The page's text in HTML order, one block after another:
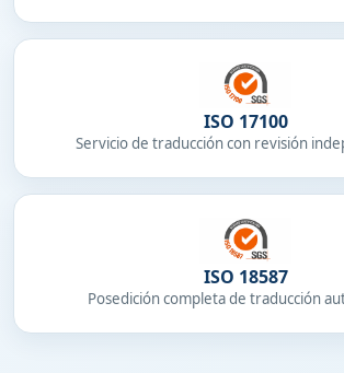
ISO 17100
Servicio de traducción con revisión
ISO 18587
Posedición completa de traducción